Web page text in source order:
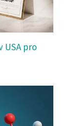
USA pro